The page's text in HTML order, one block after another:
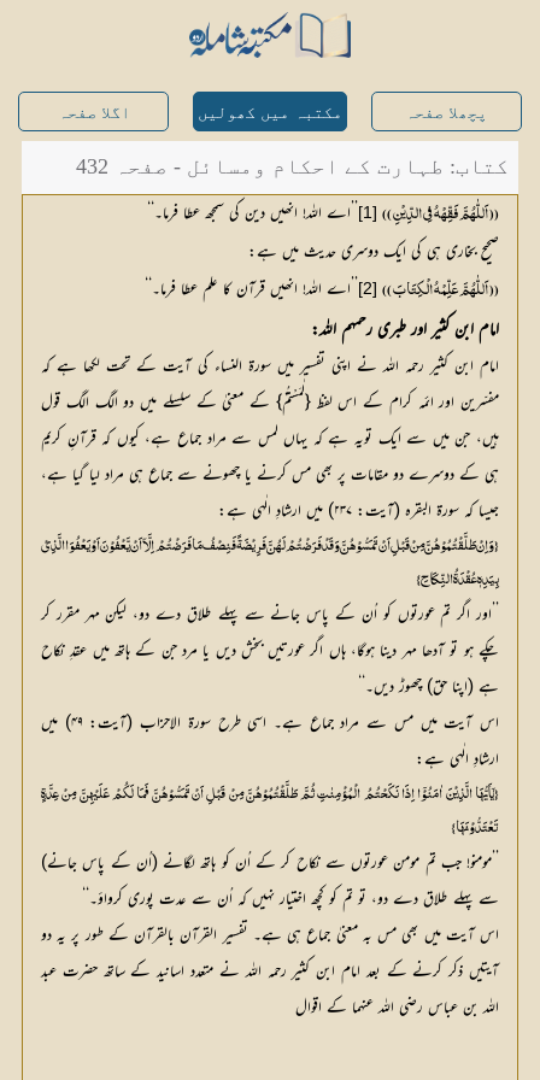
پچھلا صفحہ مکتبہ میں کھولیں اگلا صفحہ
کتاب: طہارت کے احکام ومسائل - صفحہ 432
(( اَللّٰہُمَّ فَقِّہْہُ فِي الدِّیْنِ )) [1]
’’اے اللہ! انھیں دین کی سمجھ عطا فرما۔‘‘
صحیح بخاری ہی کی ایک دوسری حدیث میں ہے:
(( اَللّٰہُمَّ عَلِّمْہُ الْکِتَابَ )) [2] ’’اے اللہ! انھیں قرآن کا علم عطا فرما۔‘‘
امام ابن کثیر اور طبری رحمہم اللہ:
امام ابن کثیر رحمہ اللہ نے اپنی تفسیر میں سورۃ النساء کی آیت کے تحت لکھا ہے کہ
مفسّرین اور ائمہ کرام کے اس لفظ {لٰمَسْتُمُ} کے معنیٰ کے سلسلے میں دو الگ الگ قول
ہیں، جن میں سے ایک تویہ ہے کہ یہاں لمس سے مراد جماع ہے، کیوں کہ قرآنِ کریم
ہی کے دوسرے دو مقامات پر بھی مس کرنے یا چھونے سے جماع ہی مراد لیا گیا ہے،
جیسا کہ سورۃ البقرہ (آیت: ۲۳۷) میں ارشادِ الٰہی ہے:
{وَ اِنْ طَلَّقْتُمُوْھُنَّ مِنْ قَبْلِ اَنْ تَمَسُّوْھُنَّ وَ قَدْ فَرَضْتُمْ لَھُنَّ فَرِیْضَۃً فَنِصْفُ مَا فَرَضْتُمْ اِلَّآ اَنْ یَّعْفُوْنَ اَوْ یَعْفُوَا الَّذِیْ
بِیَدِہٖ عُقْدَۃُ النِّکَاحِ}
’’اور اگر تم عورتوں کو اُن کے پاس جانے سے پہلے طلاق دے دو، لیکن مہر مقرر کر
چکے ہو تو آدھا مہر دینا ہوگا، ہاں اگر عورتیں بخش دیں یا مرد جن کے ہاتھ میں عقدِ نکاح
ہے (اپنا حق) چھوڑ دیں۔‘‘
اس آیت میں مس سے مراد جماع ہے۔ اسی طرح سورۃ الاحزاب (آیت: ۴۹) میں
ارشادِ الٰہی ہے:
{یٰٓاَیُّھَا الَّذِیْنَ اٰمَنُوْٓا اِذَا نَکَحْتُمُ الْمُؤْمِنٰتِ ثُمَّ طَلَّقْتُمُوْھُنَّ مِنْ قَبْلِ اَنْ تَمَسُّوْھُنَّ فَمَا لَکُمْ عَلَیْھِنَّ مِنْ عِدَّۃٍ
تَعْتَدُّوْنَھَا}
’’مومنو! جب تم مومن عورتوں سے نکاح کر کے اُن کو ہاتھ لگانے (اُن کے پاس جانے)
سے پہلے طلاق دے دو، تو تم کو کچھ اختیار نہیں کہ اُن سے عدت پوری کرواؤ۔‘‘
اس آیت میں بھی مس بہ معنیٰ جماع ہی ہے۔ تفسیر القرآن بالقرآن کے طور پر یہ دو
آیتیں ذکر کرنے کے بعد امام ابن کثیر رحمہ اللہ نے متعدد اسانید کے ساتھ حضرت عبد
اللہ بن عباس رضی اللہ عنہما کے اقوال